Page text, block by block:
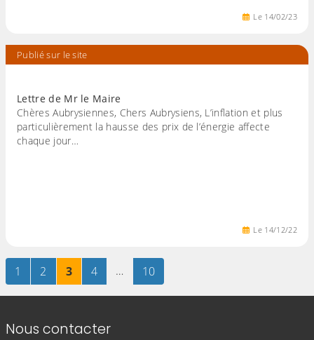
Le 14/02/23
Publié sur le site
Lettre de Mr le Maire
Chères Aubrysiennes, Chers Aubrysiens, L’inflation et plus
particulièrement la hausse des prix de l’énergie affecte
chaque jour…
Le 14/12/22
Page
1 sur 10Page
2 sur 10Page
3sur 10Page
4sur 10
… Page
10sur 10
Informations de contact
Nous contacter